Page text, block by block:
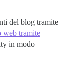
del blog tramite
web tramite
in modo